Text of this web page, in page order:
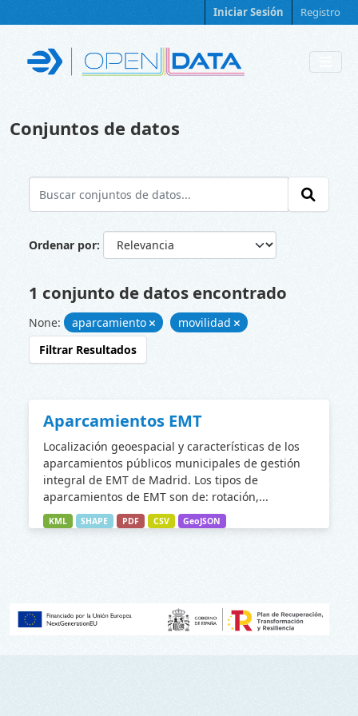
Iniciar Sesión Registro
Conjuntos de datos
Ordenar por
1 conjunto de datos encontrado
None: aparcamiento
movilidad
Filtrar Resultados
Aparcamientos EMT
Localización geoespacial y características de los
aparcamientos públicos municipales de gestión
integral de EMT de Madrid. Los tipos de
aparcamientos de EMT son de: rotación,...
KML SHAPE PDF CSV GeoJSON